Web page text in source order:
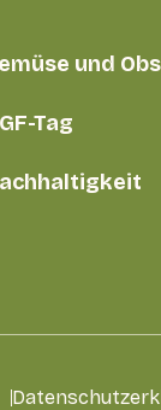
und
Tag